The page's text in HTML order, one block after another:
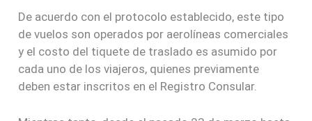
De acuerdo con el protocolo establecido, este tipo
de vuelos son operados por aerolíneas comerciales
y el costo del tiquete de traslado es asumido por
cada uno de los viajeros, quienes previamente
deben estar inscritos en el Registro Consular.